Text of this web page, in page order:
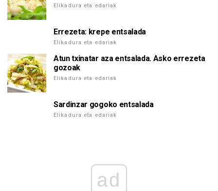
Elikadura eta edariak
Errezeta: krepe entsalada
Elikadura eta edariak
Atun txinatar aza entsalada. Asko errezeta
gozoak
Elikadura eta edariak
Sardinzar gogoko entsalada
Elikadura eta edariak
ad